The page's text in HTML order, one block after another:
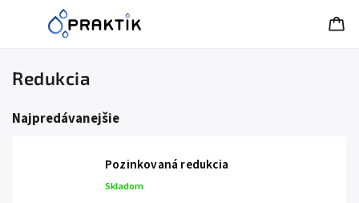
Redukcia
Najpredávanejšie
Pozinkovaná redukcia
Skladom